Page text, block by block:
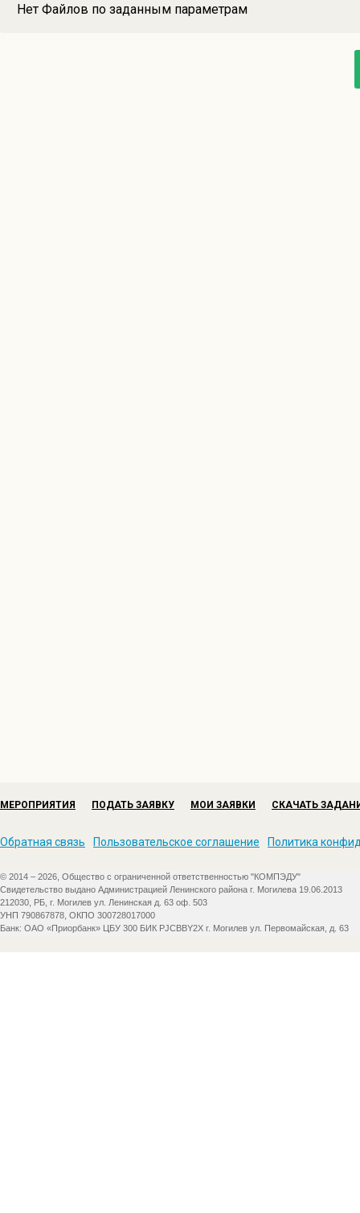
Нет Файлов по заданным параметрам
МЕРОПРИЯТИЯ ПОДАТЬ ЗАЯВКУ МОИ ЗАЯВКИ СКАЧАТЬ
Обратная связь Пользовательское соглашение Политика
© 2014 – 2026, Общество с ограниченной ответственностью "КОМПЭДУ"
Свидетельство выдано Администрацией Ленинского района г. Могилева 19.06.2013
212030, РБ, г. Могилев ул. Ленинская д. 63 оф. 503
УНП 790867878, ОКПО 300728017000
Банк: ОАО «Приорбанк» ЦБУ 300 БИК PJCBBY2X г. Могилев ул. Первомайская, д. 63